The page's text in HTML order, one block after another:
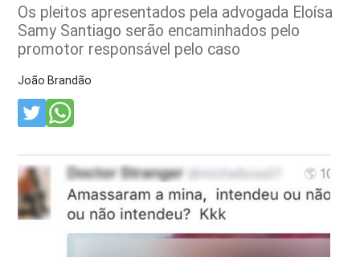
Os pleitos apresentados pela advogada Eloísa
Samy Santiago serão encaminhados pelo
promotor responsável pelo caso
João Brandão